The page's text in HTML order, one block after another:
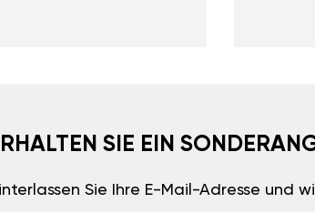
SIE EIN
Sie Ihre E-Mail-Adresse und